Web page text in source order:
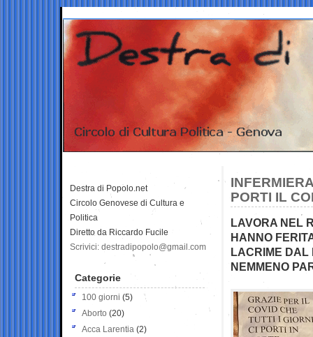
PORTI IL
LAVORA NEL
HANNO
LACRIME DAL
NEMMENO
Destra di Popolo.net
Circolo Genovese di Cultura e
Politica
Diretto da Riccardo Fucile
Scrivici: destradipopolo@gmail.com
Categorie
100 giorni (5)
Aborto (20)
Acca Larentia (2)